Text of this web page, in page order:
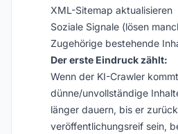
XML-Sitemap aktualisieren
Soziale Signale (lösen
Zugehörige bestehende
Der erste Eindruck zählt:
Wenn der KI-Crawler
dünne/unvollständige
länger dauern, bis er
veröffentlichungsreif sein,